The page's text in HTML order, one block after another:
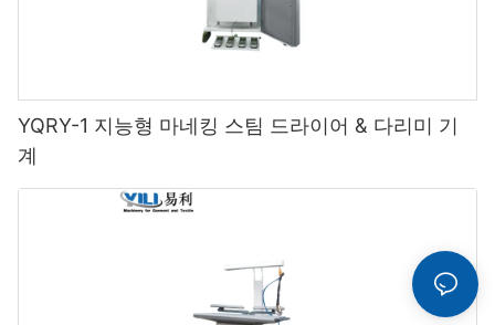
YQRY-1 지능형 마네킹 스팀 드라이어 & 다리미 기
계